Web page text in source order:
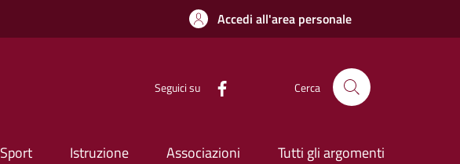
Accedi all'area personale
Seguici su Cerca
Sport Istruzione Associazioni Tutti gli argomenti